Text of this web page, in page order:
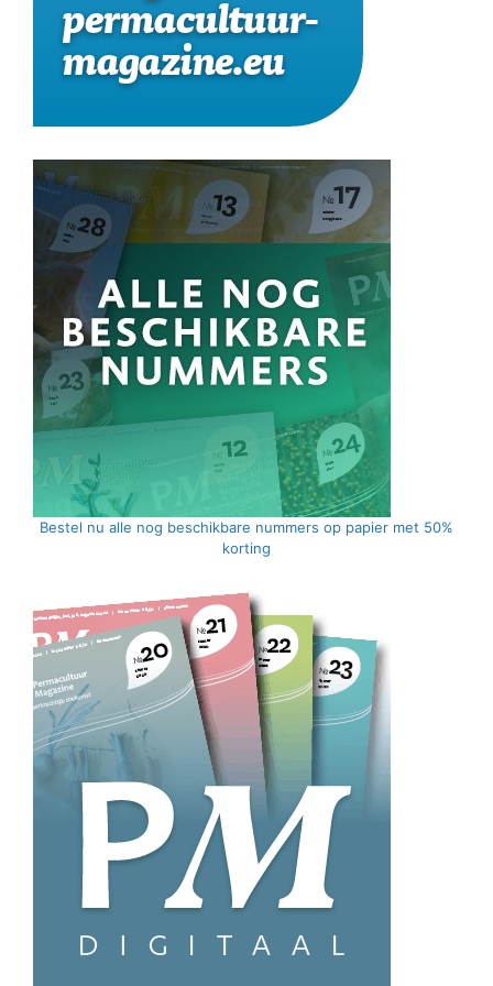
Bestel nu alle nog beschikbare nummers op papier met 50%
korting